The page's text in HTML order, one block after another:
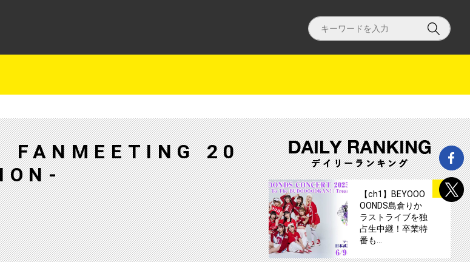
FANMEETING 20
【ch1】T.O.P “再会”のファンミーティング開催 テレ朝チャンネルで独占放送決定！サムネイル
1
【ch1】BEYOOO
OONDS島倉りか
ラストライブを独
占生中継！卒業特
番も…